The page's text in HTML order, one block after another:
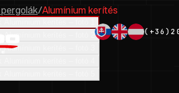
/Alumínium kerítés